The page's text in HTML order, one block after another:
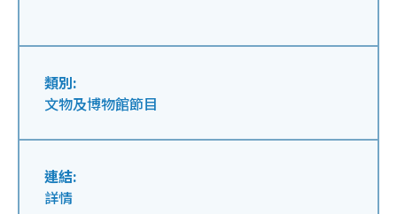
類別:
文物及博物館節目
連結:
詳情